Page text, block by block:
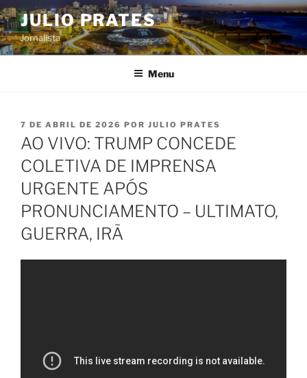
Pular
para
o
conteúdo
JULIO PRATES
Jornalista
Menu
PUBLICADO
EM
7 DE ABRIL DE 2026 POR JULIO PRATES
AO VIVO: TRUMP CONCEDE
COLETIVA DE IMPRENSA
URGENTE APÓS
PRONUNCIAMENTO – ULTIMATO,
GUERRA, IRÃ